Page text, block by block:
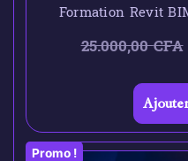
Formation Revit
25.000,00CFA
Promo !